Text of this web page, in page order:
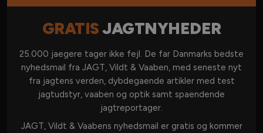
Kontakt os
DANSK JAGT
JAGT I UDLANDET
VÅBEN & AMMUNITION
GRATISJAGTNYHEDER
25.000 jaegere tager ikke fejl. De far Danmarks bedste
nyhedsmail fra JAGT, Vildt & Vaaben, med seneste nyt
fra jagtens verden, dybdegaende artikler med test
jagtudstyr, vaaben og optik samt spaendende
jagtreportager.
JAGT, Vildt & Vaabens nyhedsmail er gratis og kommer